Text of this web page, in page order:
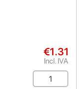
€1.31
Incl. IVA